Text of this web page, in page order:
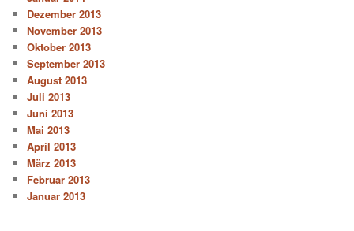
Dezember 2013
November 2013
Oktober 2013
September 2013
August 2013
Juli 2013
Juni 2013
Mai 2013
April 2013
März 2013
Februar 2013
Januar 2013